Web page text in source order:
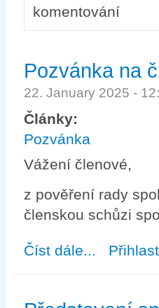
komentování
Pozvánka na
22. January 2025 -
Články:
Pozvánka
Vážení členové,
z pověření rady
členskou schůzi
Číst dále... about